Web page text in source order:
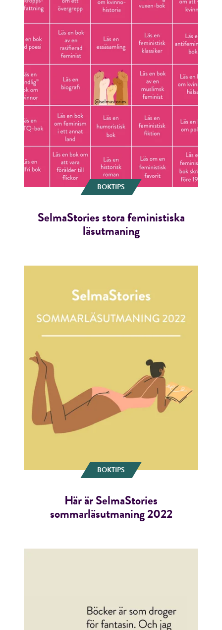
BOKTIPS
SelmaStories stora feministiska
läsutmaning
BOKTIPS
Här är SelmaStories
sommarläsutmaning 2022